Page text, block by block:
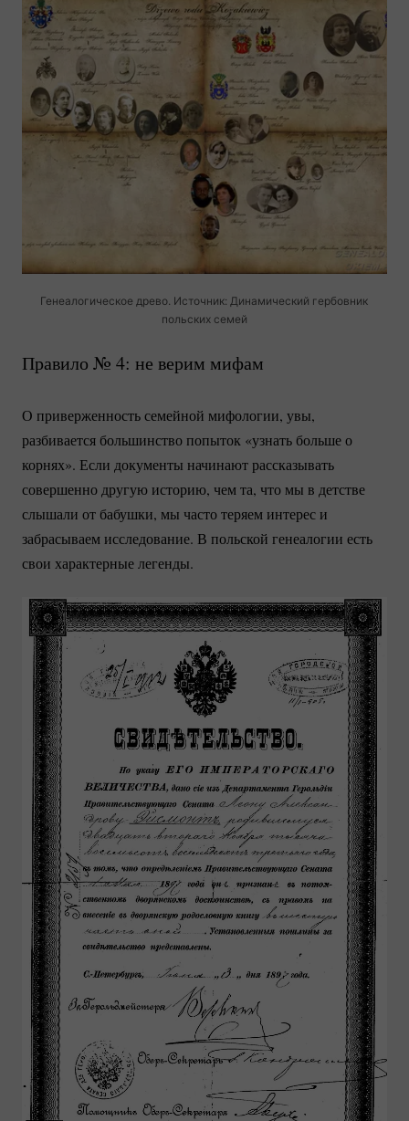
Генеалогическое древо. Источник: Динамический гербовник
польских семей
Правило № 4: не верим мифам
О приверженность семейной мифологии, увы,
разбивается большинство попыток «узнать больше о
корнях». Если документы начинают рассказывать
совершенно другую историю, чем та, что мы в детстве
слышали от бабушки, мы часто теряем интерес и
забрасываем исследование. В польской генеалогии есть
свои характерные легенды.